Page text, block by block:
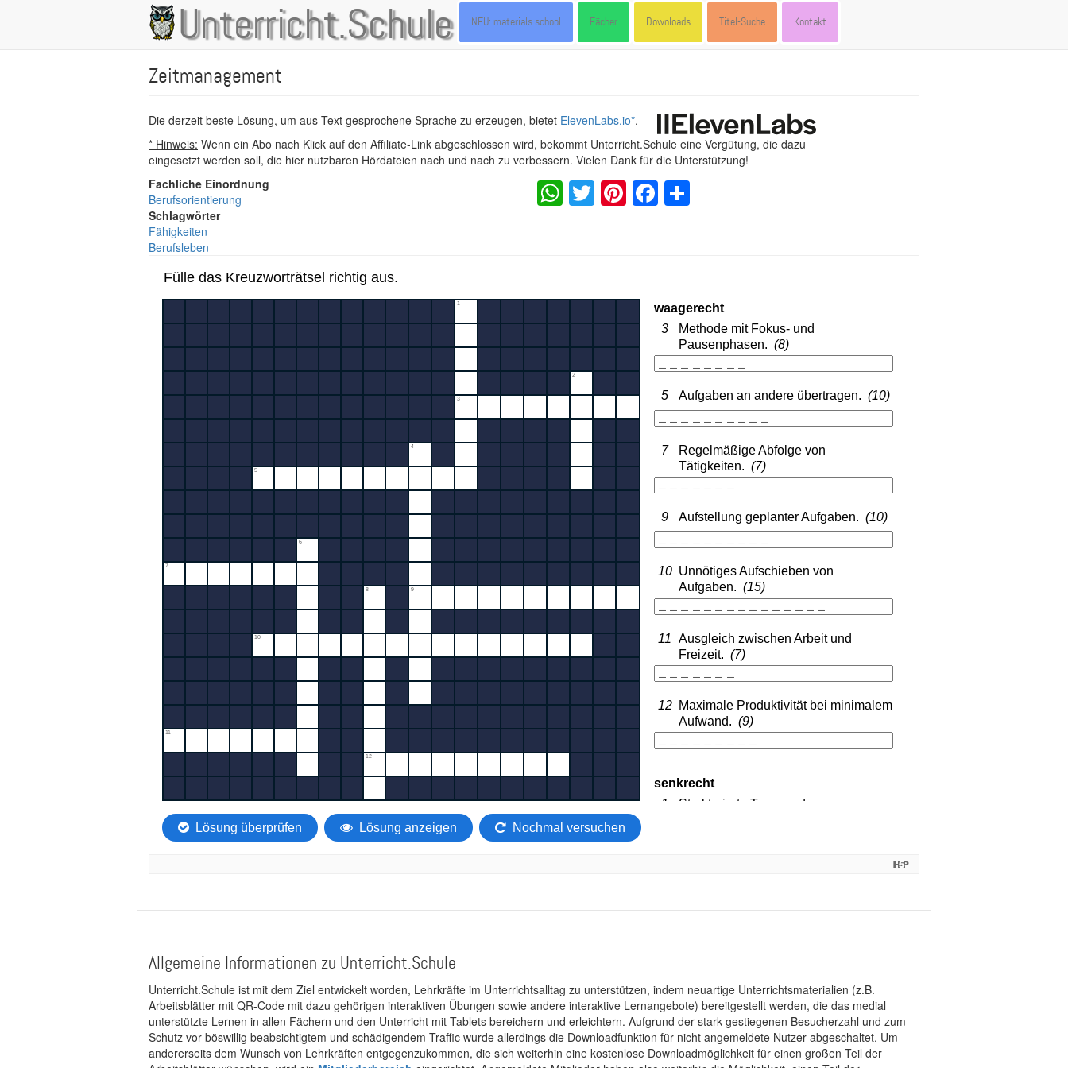
Unterricht.Schule
Main
navigation
NEU: materials.school Fächer Downloads Titel-Suche Kontakt
Zeitmanagement
Die derzeit beste Lösung, um aus Text gesprochene Sprache zu erzeugen, bietet ElevenLabs.io*.
* Hinweis: Wenn ein Abo nach Klick auf den Affiliate-Link abgeschlossen wird, bekommt Unterricht.Schule eine Vergütung, die dazu
eingesetzt werden soll, die hier nutzbaren Hördateien nach und nach zu verbessern. Vielen Dank für die Unterstützung!
Fachliche Einordnung
Berufsorientierung
Schlagwörter
Fähigkeiten
Berufsleben
WhatsApp
Twitter
Pinterest
Facebook
Allgemeine Informationen zu Unterricht.Schule
Unterricht.Schule ist mit dem Ziel entwickelt worden, Lehrkräfte im Unterrichtsalltag zu unterstützen, indem neuartige Unterrichtsmaterialien (z.B.
Arbeitsblätter mit QR-Code mit dazu gehörigen interaktiven Übungen sowie andere interaktive Lernangebote) bereitgestellt werden, die das medial
unterstützte Lernen in allen Fächern und den Unterricht mit Tablets bereichern und erleichtern. Aufgrund der stark gestiegenen Besucherzahl und zum
Schutz vor böswillig beabsichtigtem und schädigendem Traffic wurde allerdings die Downloadfunktion für nicht angemeldete Nutzer abgeschaltet. Um
andererseits dem Wunsch von Lehrkräften entgegenzukommen, die sich weiterhin eine kostenlose Downloadmöglichkeit für einen großen Teil der